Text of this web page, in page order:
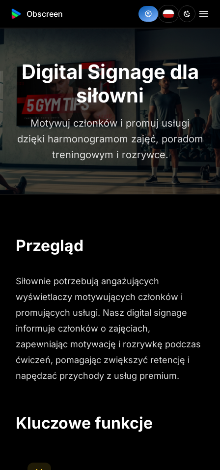
Obscreen
Digital Signage dla
siłowni
Motywuj członków i promuj usługi
dzięki harmonogramom zajęć, poradom
treningowym i rozrywce.
Przegląd
Siłownie potrzebują angażujących
wyświetlaczy motywujących członków i
promujących usługi. Nasz digital signage
informuje członków o zajęciach,
zapewniając motywację i rozrywkę podczas
ćwiczeń, pomagając zwiększyć retencję i
napędzać przychody z usług premium.
Kluczowe funkcje